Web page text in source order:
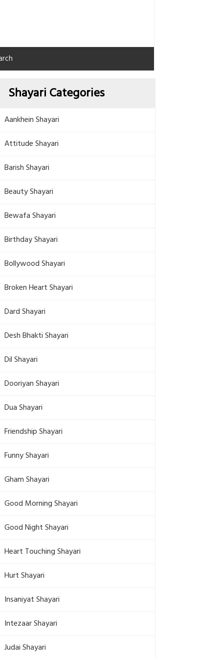
Shayari Categories
Aankhein Shayari
Attitude Shayari
Barish Shayari
Beauty Shayari
Bewafa Shayari
Birthday Shayari
Bollywood Shayari
Broken Heart Shayari
Dard Shayari
Desh Bhakti Shayari
Dil Shayari
Dooriyan Shayari
Dua Shayari
Friendship Shayari
Funny Shayari
Gham Shayari
Good Morning Shayari
Good Night Shayari
Heart Touching Shayari
Hurt Shayari
Insaniyat Shayari
Intezaar Shayari
Judai Shayari